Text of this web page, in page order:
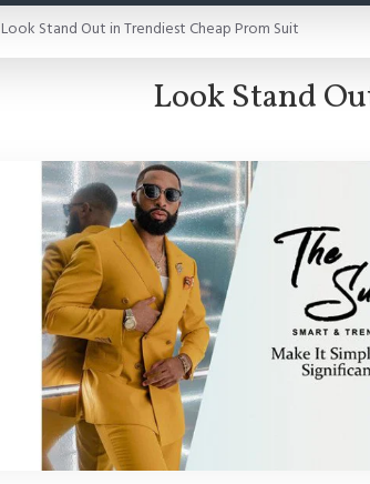
Look Stand Out in Trendiest Cheap Prom Suit
Look Stand